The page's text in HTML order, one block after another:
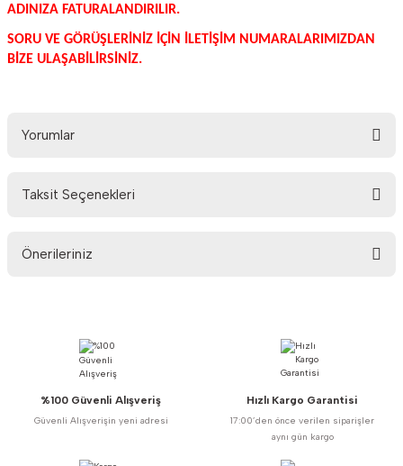
ADINIZA FATURALANDIRILIR.
SORU VE GÖRÜŞLERİNİZ İÇİN İLETİŞİM NUMARALARIMIZDAN
BİZE ULAŞABİLİRSİNİZ.
Yorumlar
Taksit Seçenekleri
Önerileriniz
Görüş ve önerileriniz için teşekkür ederiz.
Ürün resmi kalitesiz, bozuk veya görüntülenemiyor.
Ürün açıklamasında eksik bilgiler bulunuyor.
%100 Güvenli Alışveriş
Güvenli Alışverişin yeni adresi
Hızlı Kargo Garantisi
17:00’den önce verilen siparişler
aynı gün kargo